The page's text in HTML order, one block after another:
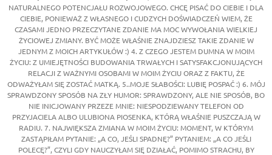
NATURALNEGO POTENCJAŁU ROZWOJOWEGO. CHCĘ PISAĆ DO CIEBIE I DLA
CIEBIE, PONIEWAŻ Z WŁASNEGO I CUDZYCH DOŚWIADCZEŃ WIEM, ŻE
CZASAMI JEDNO PRZECZYTANE ZDANIE MA MOC WYWOŁANIA WIELKIEJ
ŻYCIOWEJ ZMIANY. BYĆ MOŻE WŁAŚNIE ZNAJDZIESZ TAKIE ZDANIE W
JEDNYM Z MOICH ARTYKUŁÓW :) 4. Z CZEGO JESTEM DUMNA W MOIM
ŻYCIU: Z UMIEJĘTNOŚCI BUDOWANIA TRWAŁYCH I SATYSFAKCJONUJĄCYCH
RELACJI Z WAŻNYMI OSOBAMI W MOIM ŻYCIU ORAZ Z FAKTU, ŻE
ODWAŻYŁAM SIĘ ZOSTAĆ MATKĄ. 5..MOJE SŁABOŚCI: LUBIĘ POSPAĆ :) 6. MÓJ
SPRAWDZONY SPOSÓB NA ZŁY HUMOR: SPRAWDZONY, ALE NIE SPOSÓB, BO
NIE INICJOWANY PRZEZE MNIE: NIESPODZIEWANY TELEFON OD
PRZYJACIELA ALBO ULUBIONA PIOSENKA, KTÓRĄ WŁAŚNIE PUSZCZAJĄ W
RADIU. 7. NAJWIĘKSZA ZMIANA W MOIM ŻYCIU: MOMENT, W KTÓRYM
ZASTĄPIŁAM PYTANIE: „A CO, JEŚLI SPADNĘ?” PYTANIEM: „A CO JEŚLI
POLECĘ?”, CZYLI GDY NAUCZYŁAM SIĘ DZIAŁAĆ, POMIMO STRACHU, BY